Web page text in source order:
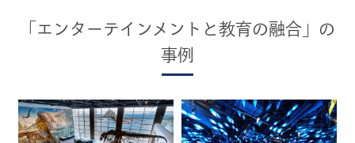
「エンターテインメントと教育の融合」の
事例